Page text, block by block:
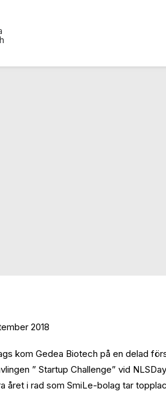
2018
kom Gedea Biotech på en delad
” Startup Challenge” vid
året i rad som SmiLe-bolag tar